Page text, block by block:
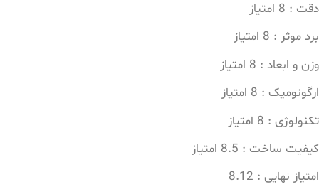
دقت : 8 امتیاز
برد موثر : 8 امتیاز
وزن و ابعاد : 8 امتیاز
ارگونومیک : 8 امتیاز
تکنولوژی : 8 امتیاز
کیفیت ساخت : 8.5 امتیاز
امتیاز نهایی : 8.12